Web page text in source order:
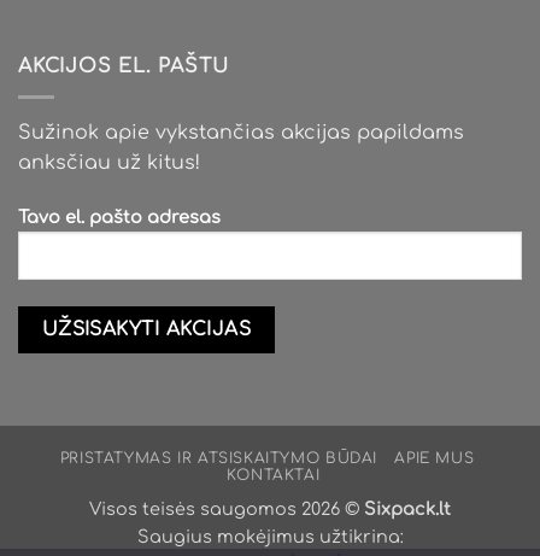
AKCIJOS EL. PAŠTU
Sužinok apie vykstančias akcijas papildams
anksčiau už kitus!
Tavo el. pašto adresas
PRISTATYMAS IR ATSISKAITYMO BŪDAI
APIE MUS
KONTAKTAI
Visos teisės saugomos 2026 © Sixpack.lt
Saugius mokėjimus užtikrina: